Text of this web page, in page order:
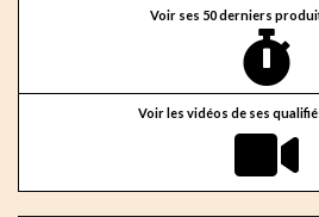
Voir ses 50 derniers
Voir les vidéos de ses